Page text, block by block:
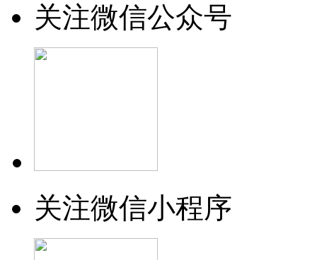
关注微信公众号
关注微信小程序